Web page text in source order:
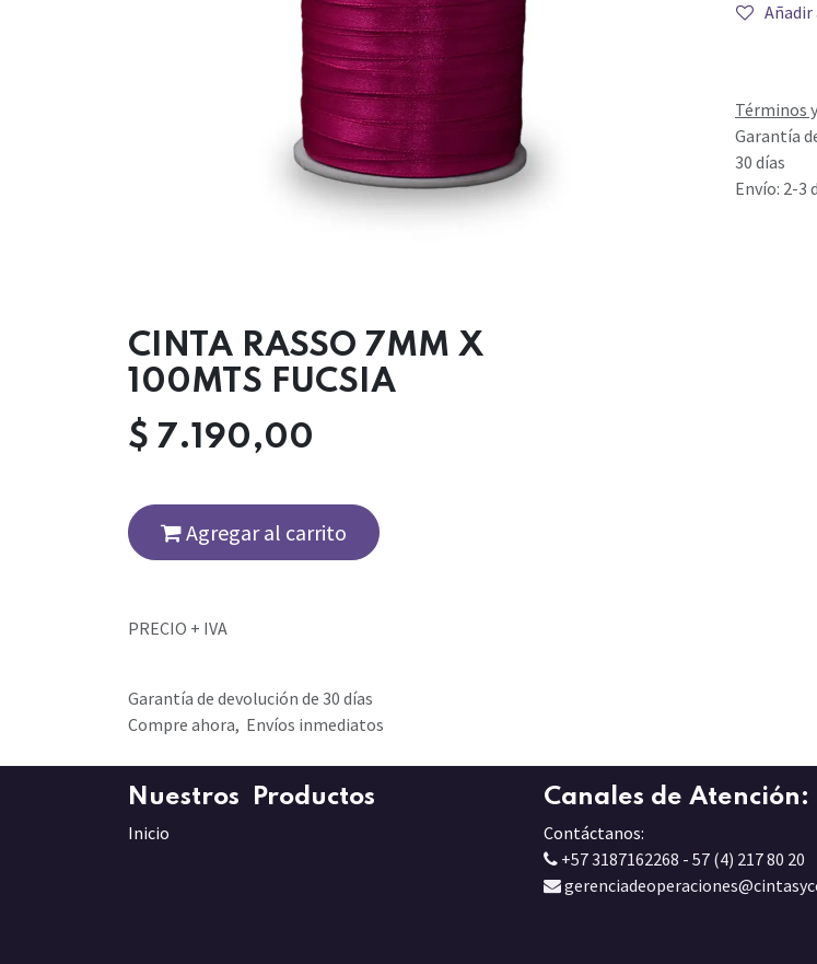
Añadir
Términos
Garantía
30 días
Envío: 2-3
CINTA RASSO 7MM X
100MTS FUCSIA
$ 7.190,00
Agregar al carrito
PRECIO + IVA
Garantía de devolución de 30 días
Compre ahora, Envíos inmediatos
Nuestros Productos
Inicio
Canales de Atención:
Contáctanos:
+57 3187162268 - 57 (4) 217 80 20